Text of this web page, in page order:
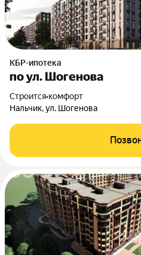
КБР-ипотека
по ул. Шогенова
Строится•комфорт
Нальчик, ул. Шогенова